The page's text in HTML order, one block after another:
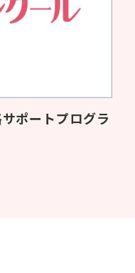
ポートプログラ